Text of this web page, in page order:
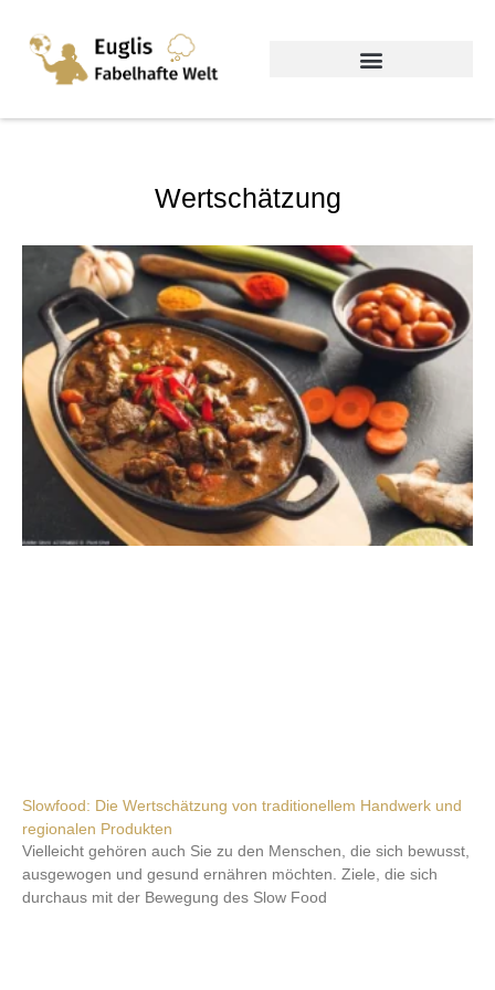
Wertschätzung
Slowfood: Die Wertschätzung von traditionellem Handwerk und
regionalen Produkten
Vielleicht gehören auch Sie zu den Menschen, die sich bewusst,
ausgewogen und gesund ernähren möchten. Ziele, die sich
durchaus mit der Bewegung des Slow Food